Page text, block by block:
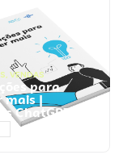
, VENDAS
para
mais |
ChatGPT